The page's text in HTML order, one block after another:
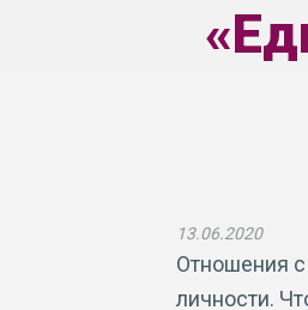
13.06.2020
Отношения
личности.